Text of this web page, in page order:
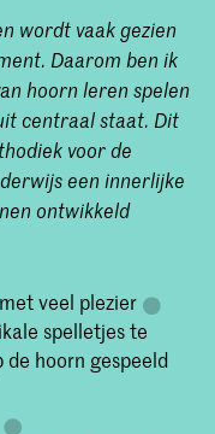
wordt vaak gezien
Daarom ben ik
hoorn leren spelen
centraal staat. Dit
voor de
een innerlijke
ontwikkeld
veel plezier
spelletjes te
hoorn gespeeld